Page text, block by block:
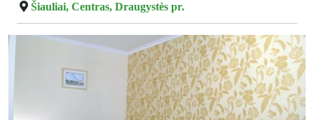
Šiauliai, Centras, Draugystės pr.